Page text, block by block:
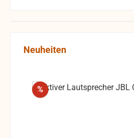
Produktgalerie überspringen
Neuheiten
%Rabatt